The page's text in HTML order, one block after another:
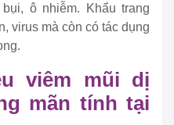
ô nhiễm. Khẩu trang
virus mà còn có tác dụng
viêm mũi dị
mãn tính tại